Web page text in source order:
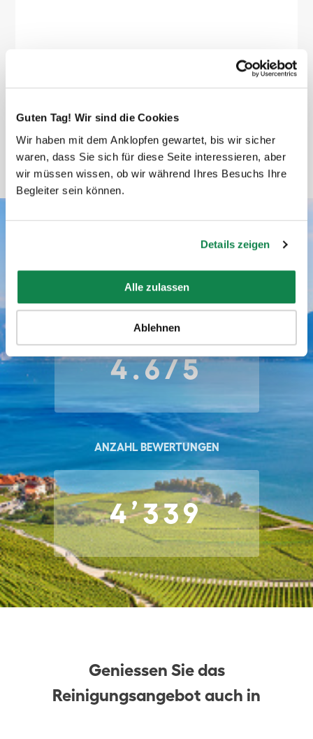
Guten Tag! Wir sind die Cookies
Wir haben mit dem Anklopfen gewartet, bis wir sicher
waren, dass Sie sich für diese Seite interessieren, aber
wir müssen wissen, ob wir während Ihres Besuchs Ihre
Begleiter sein können.
Details zeigen
Alle zulassen
Ablehnen
DURCHSCHNITTSBEWERTUNG
4.6/5
ANZAHL BEWERTUNGEN
4’339
Geniessen Sie das
Reinigungsangebot auch in